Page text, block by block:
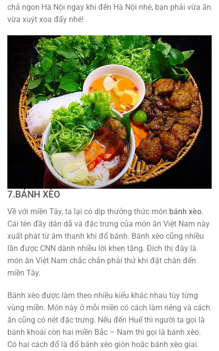
chả ngon Hà Nội ngay khi đến Hà Nội nhé, bạn phải vừa ăn
vừa xuýt xoa đấy nhé!
7.BÁNH XÈO
Về với miền Tây, ta lại có dịp thưởng thức món bánh xèo.
Cái tên đầy dân dã và đặc trưng của món ăn Việt Nam này
xuất phát từ âm thanh khi đổ bánh. Bánh xèo cũng nhiều
lần được CNN dành nhiều lời khen tặng. Đích thị đây là
món ăn Việt Nam chắc chắn phải thử khi đặt chân đến
miền Tây.
Bánh xèo được làm theo nhiều kiểu khác nhau tùy từng
vùng miền. Món này ở mỗi miền có cách làm riêng và cách
ăn cũng có nét đặc trưng. Nếu đến Huế thì người ta gọi là
bánh khoái còn hai miền Bắc – Nam thì gọi là bánh xèo.
Có hai cách đổ là đổ bánh xèo giòn hoặc bánh xèo giai.